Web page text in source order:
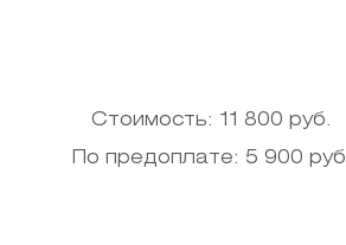
Стоимость: 11 800 руб.
По предоплате: 5 900 руб.